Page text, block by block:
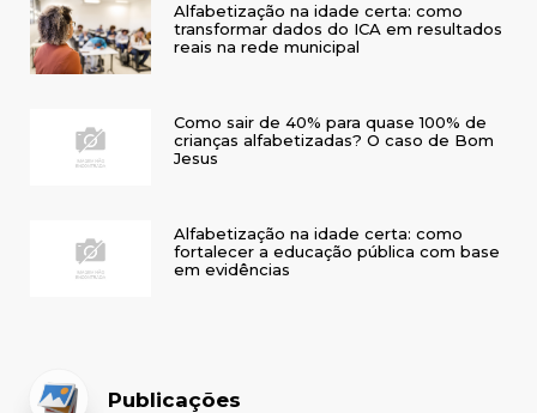
Alfabetização na idade certa: como
transformar dados do ICA em resultados
reais na rede municipal
Como sair de 40% para quase 100% de
crianças alfabetizadas? O caso de Bom
Jesus
Alfabetização na idade certa: como
fortalecer a educação pública com base
em evidências
Publicações